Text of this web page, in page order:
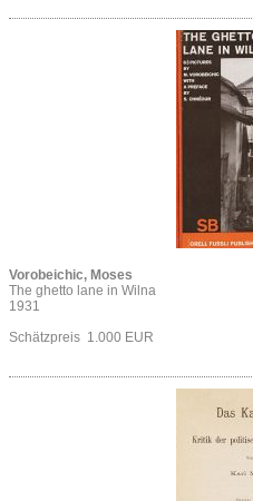
Vorobeichic, Moses
The ghetto lane in Wilna
1931
Schätzpreis 1.000 EUR